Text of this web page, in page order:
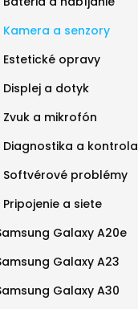
Kamera a senzory
Estetické opravy
Displej a dotyk
Zvuk a mikrofón
Diagnostika a kontrola
Softvérové problémy
Pripojenie a siete
Galaxy A20e
Galaxy A23
Galaxy A30